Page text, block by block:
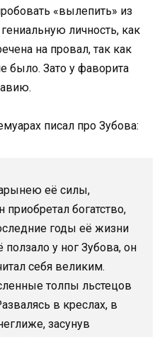
«вылепить» из
личность, как
на провал, так как
было. Зато у фаворита
писал про Зубова:
её силы,
приобретал богатство,
годы её жизни
у ног Зубова, он
себя великим.
толпы льстецов
в креслах, в
засунув